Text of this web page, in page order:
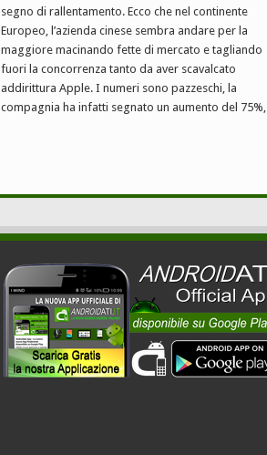
segno di rallentamento. Ecco che nel continente
Europeo, l’azienda cinese sembra andare per la
maggiore macinando fette di mercato e tagliando
fuori la concorrenza tanto da aver scavalcato
addirittura Apple. I numeri sono pazzeschi, la
compagnia ha infatti segnato un aumento del 75%,